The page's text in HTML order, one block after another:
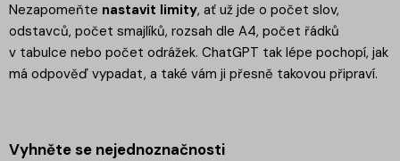
Nezapomeňte nastavit limity, ať už jde o počet slov,
odstavců, počet smajlíků, rozsah dle A4, počet řádků
v tabulce nebo počet odrážek. ChatGPT tak lépe pochopí, jak
má odpověď vypadat, a také vám ji přesně takovou připraví.
Vyhněte se nejednoznačnosti